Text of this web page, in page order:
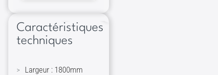
Caractéristiques
techniques
Largeur : 1800mm